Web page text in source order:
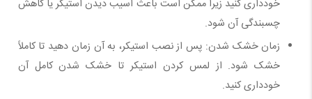
خودداری کنید زیرا ممکن است باعث آسیب دیدن استیکر یا کاهش
چسبندگی آن شود.
زمان خشک شدن: پس از نصب استیکر، به آن زمان دهید تا کاملاً
خشک شود. از لمس کردن استیکر تا خشک شدن کامل آن
خودداری کنید.